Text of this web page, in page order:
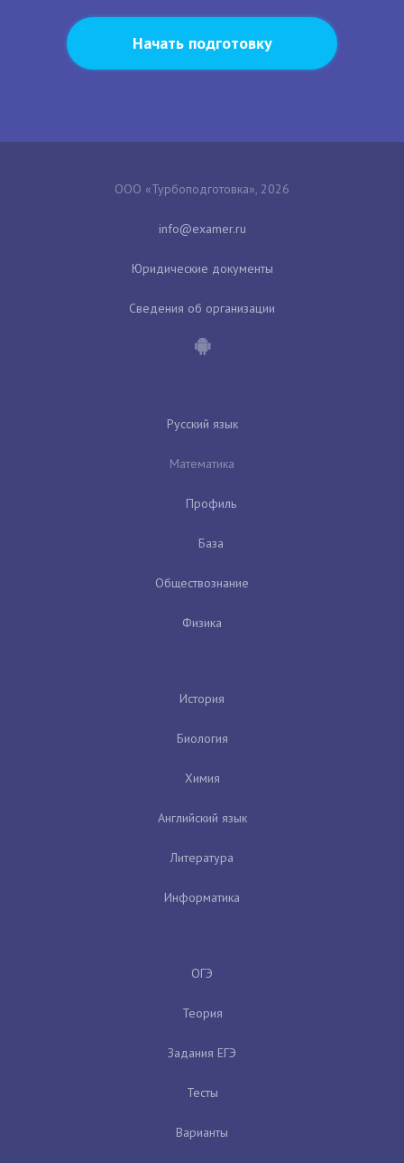
Начать подготовку
ООО «Турбоподготовка», 2026
Юридические документы
Сведения об организации
Русский язык
Математика
Профиль
База
Обществознание
Физика
История
Биология
Химия
Английский язык
Литература
Информатика
ОГЭ
Теория
Задания ЕГЭ
Тесты
Варианты